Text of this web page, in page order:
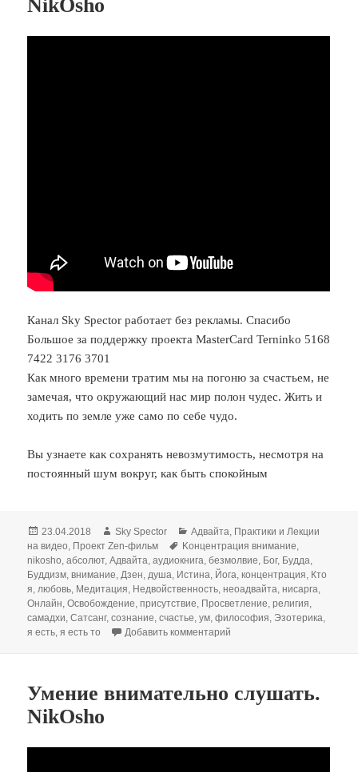
NikOsho
Канал Sky Spector работает без рекламы. Спасибо
Большое за поддержку проекта MasterCard Terninko 5168
7422 3176 3701
Как много времени тратим мы на погоню за счастьем, не
замечая, что окружающий нас мир полон чудес. Жить и
ходить по земле уже само по себе чудо.
Вы узнаете как сохранять невозмутимость, несмотря на
постоянный шум вокруг, как быть спокойным
Опубликовано
23.04.2018 Автор
Sky Spector Рубрики
Адвайта, Практики и Лекции
на видео, Проект Zen-фильм Метки
Kонцентрация внимание,
nikosho,абсолют,Адвайта,аудиокнига,безмолвие, Бог, Будда,
Буддизм,внимание,Дзен,душа, Истина, Йога,концентрация, Кто
я,любовь, Медитация, Недвойственность,неоадвайта,нисарга,
Онлайн,Освобождение,присутствие, Просветление,религия,
самадхи,Сатсанг,сознание,счастье,ум,философия, Эзотерика,
я есть,я есть то Добавить комментарий
Умение внимательно слушать.
NikOsho